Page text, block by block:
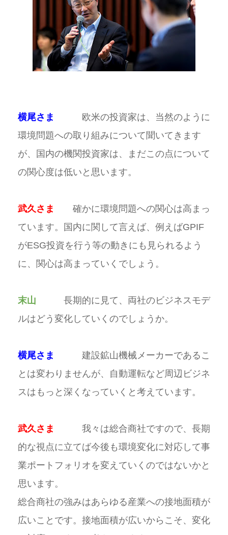
横尾さま
欧米の投資家は、当然のように
環境問題への取り組みについて聞いてきます
が、国内の機関投資家は、まだこの点について
の関心度は低いと思います。
武久さま
確かに環境問題への関心は高まっ
ています。国内に関して言えば、例えばGPIF
がESG投資を行う等の動きにも見られるよう
に、関心は高まっていくでしょう。
末山 長期的に見て、両社のビジネスモデ
ルはどう変化していくのでしょうか。
横尾さま
建設鉱山機械メーカーであるこ
とは変わりませんが、自動運転など周辺ビジネ
スはもっと深くなっていくと考えています。
武久さま
我々は総合商社ですので、長期
的な視点に立てば今後も環境変化に対応して事
業ポートフォリオを変えていくのではないかと
思います。
総合商社の強みはあらゆる産業への接地面積が
広いことです。接地面積が広いからこそ、変化